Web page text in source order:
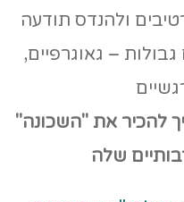
ולהנדס תודעה
– גאוגרפיים,
להכיר את "השכונה"
שלה